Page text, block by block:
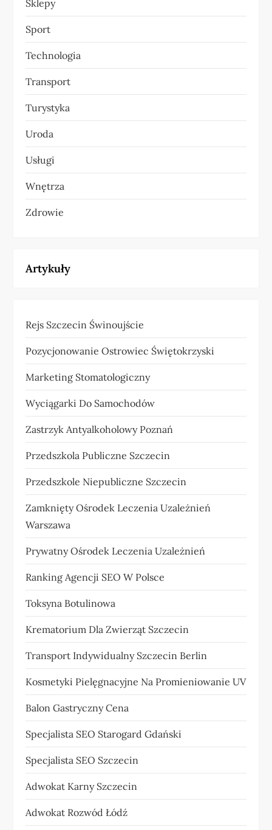
Sklepy
Sport
Technologia
Transport
Turystyka
Uroda
Usługi
Wnętrza
Zdrowie
Artykuły
Rejs Szczecin Świnoujście
Pozycjonowanie Ostrowiec Świętokrzyski
Marketing Stomatologiczny
Wyciągarki Do Samochodów
Zastrzyk Antyalkoholowy Poznań
Przedszkola Publiczne Szczecin
Przedszkole Niepubliczne Szczecin
Zamknięty Ośrodek Leczenia Uzależnień
Warszawa
Prywatny Ośrodek Leczenia Uzależnień
Ranking Agencji SEO W Polsce
Toksyna Botulinowa
Krematorium Dla Zwierząt Szczecin
Transport Indywidualny Szczecin Berlin
Kosmetyki Pielęgnacyjne Na Promieniowanie UV
Balon Gastryczny Cena
Specjalista SEO Starogard Gdański
Specjalista SEO Szczecin
Adwokat Karny Szczecin
Adwokat Rozwód Łódź